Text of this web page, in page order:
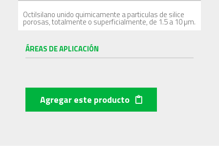
Octilsilano unido quimicamente a particulas de silice
porosas, totalmente o superficialmente, de 1.5 a 10 µm.
ÁREAS DE APLICACIÓN
Agregar este producto